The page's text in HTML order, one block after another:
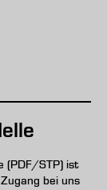
(PDF/STP) ist
bei uns